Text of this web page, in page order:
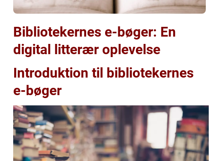
Bibliotekernes e-bøger: En
digital litterær oplevelse
Introduktion til bibliotekernes
e-bøger